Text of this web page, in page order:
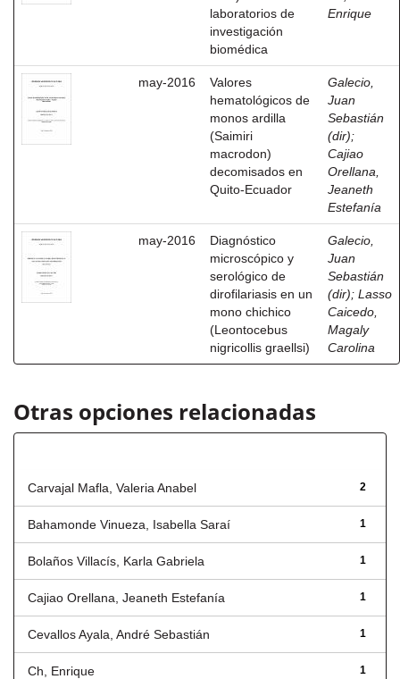
laboratorios de
investigación
biomédica
Enrique
may-2016
Valores
hematológicos de
monos ardilla
(Saimiri
macrodon)
decomisados en
Quito-Ecuador
Galecio,
Juan
Sebastián
(dir);
Cajiao
Orellana,
Jeaneth
Estefanía
may-2016
Diagnóstico
microscópico y
serológico de
dirofilariasis en un
mono chichico
(Leontocebus
nigricollis graellsi)
Galecio,
Juan
Sebastián
(dir); Lasso
Caicedo,
Magaly
Carolina
Otras opciones relacionadas
2
Carvajal Mafla, Valeria Anabel
1
Bahamonde Vinueza, Isabella Saraí
1
Bolaños Villacís, Karla Gabriela
1
Cajiao Orellana, Jeaneth Estefanía
1
Cevallos Ayala, André Sebastián
1
Ch, Enrique